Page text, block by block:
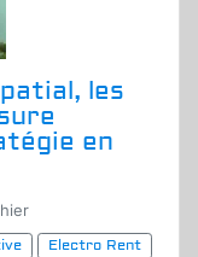
les
en
Electro Rent